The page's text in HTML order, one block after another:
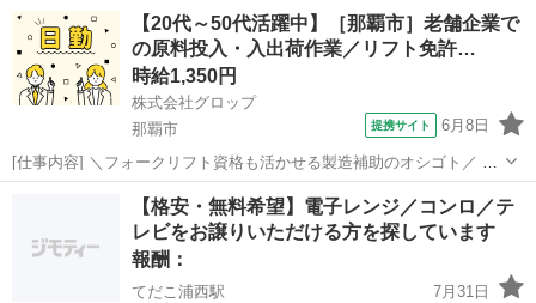
てだこ浦西駅 買いたい/ください
【20代～50代活躍中】［那覇市］老舗企業で
の原料投入・入出荷作業／リフト免許…
時給1,350円
株式会社グロップ
那覇市
提携サイト 6月8日
[仕事内容] ＼フォークリフト資格も活かせる製造補助のオシゴト／ 正
社員登用制度あり！ 資格を活かして、キャリアアップしたい方にオス
スメ☆ 独自の休暇制度が多数あり、メリハリつけて働けます◎ 【有名
企業での製造補助】...
工場
【格安・無料希望】電子レンジ／コンロ／テ
レビをお譲りいただける方を探しています
報酬：
てだこ浦西駅
7月31日